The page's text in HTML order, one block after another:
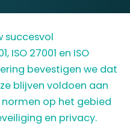
succesvol
ISO 27001 en ISO
bevestigen we dat
blijven voldoen aan
op het gebied
en privacy.